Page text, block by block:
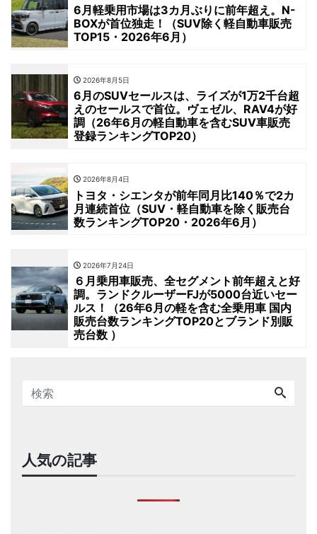
6月軽乗用市場は3カ月ぶりに前年超え。N-
BOXが首位独走！（SUV除く軽自動車販売
TOP15・2026年6月）
2026年8月5日
6月のSUVセールスは、ライズが1万2千台超
えのセールスで首位。ヴェゼル、RAV4が好
調（26年6月の軽自動車を含むSUV車販売
登録ランキングTOP20）
2026年8月4日
トヨタ・シエンタが前年同月比140％で2カ
月連続首位（SUV・軽自動車を除く販売台
数ランキングTOP20・2026年6月）
2026年7月24日
６月乗用車販売、全セグメント前年超えと好
調。ランドクルーザーFJが5000台近いセー
ルス！（26年6月の軽を含む全乗用車 国内
販売台数ランキングTOP20とブランド別販
売台数 ）
人気の記事